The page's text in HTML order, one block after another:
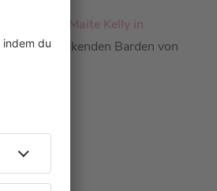
und Maite Kelly in
Bier-trinkenden Barden von